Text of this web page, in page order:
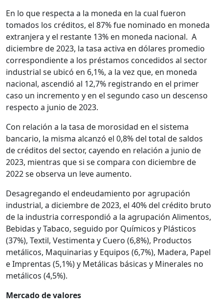
En lo que respecta a la moneda en la cual fueron
tomados los créditos, el 87% fue nominado en moneda
extranjera y el restante 13% en moneda nacional. A
diciembre de 2023, la tasa activa en dólares promedio
correspondiente a los préstamos concedidos al sector
industrial se ubicó en 6,1%, a la vez que, en moneda
nacional, ascendió al 12,7% registrando en el primer
caso un incremento y en el segundo caso un descenso
respecto a junio de 2023.
Con relación a la tasa de morosidad en el sistema
bancario, la misma alcanzó el 0,8% del total de saldos
de créditos del sector, cayendo en relación a junio de
2023, mientras que si se compara con diciembre de
2022 se observa un leve aumento.
Desagregando el endeudamiento por agrupación
industrial, a diciembre de 2023, el 40% del crédito bruto
de la industria correspondió a la agrupación Alimentos,
Bebidas y Tabaco, seguido por Químicos y Plásticos
(37%), Textil, Vestimenta y Cuero (6,8%), Productos
metálicos, Maquinarias y Equipos (6,7%), Madera, Papel
e Imprentas (5,1%) y Metálicas básicas y Minerales no
metálicos (4,5%).
Mercado de valores